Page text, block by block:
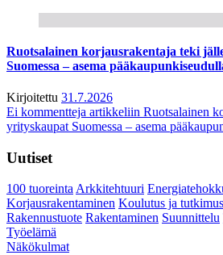
Ruotsalainen korjausrakentaja teki
Suomessa – asema
Kirjoitettu 31.7.2026
Ei kommentteja artikkeliin Ruotsalainen
yrityskaupat Suomessa – asema
Uutiset
100 tuoreintaArkkitehtuuri
Korjausrakentaminen Koulutus ja tutkimus
Rakennustuote Rakentaminen Suunnittelu
Työelämä
Näkökulmat